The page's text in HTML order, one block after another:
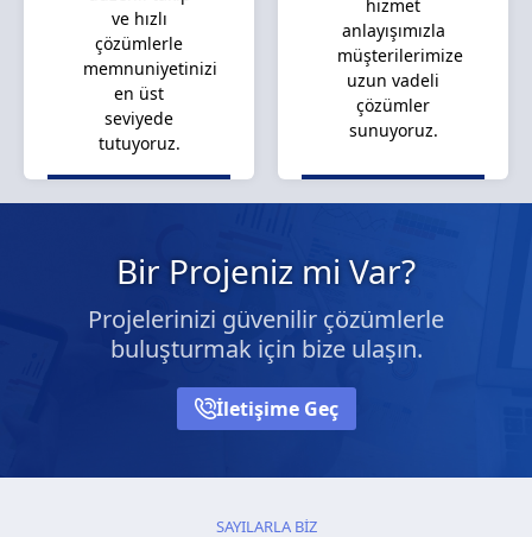
ve hızlı
çözümlerle
memnuniyetinizi
en üst
seviyede
tutuyoruz.
hizmet
anlayışımızla
müşterilerimize
uzun vadeli
çözümler
sunuyoruz.
Bir Projeniz mi Var?
Projelerinizi güvenilir çözümlerle
buluşturmak için bize ulaşın.
İletişime Geç
SAYILARLA BİZ